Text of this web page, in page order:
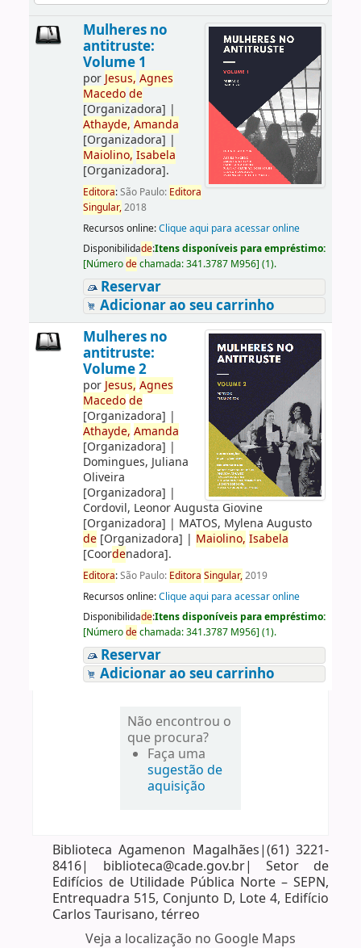
Mulheres no
antitruste:
Volume 1
por Jesus, Agnes
Macedo de
[Organizadora] |
Athayde, Amanda
[Organizadora] |
Maiolino, Isabela
[Organizadora].
Editora:São Paulo: Editora
Singular,2018
Recursos online:Clique aqui para acessar online
Disponibilidade:Itens disponíveis para empréstimo:
[Númerodechamada:341.3787 M956] (1).
Reservar
Adicionar ao seu carrinho
Mulheres no
antitruste:
Volume 2
por Jesus, Agnes
Macedo de
[Organizadora] |
Athayde, Amanda
[Organizadora] |
Domingues, Juliana
Oliveira
[Organizadora] |
Cordovil, Leonor Augusta Giovine
[Organizadora] | MATOS, Mylena Augusto
de[Organizadora] | Maiolino, Isabela
[Coordenadora].
Editora:São Paulo: Editora Singular,2019
Recursos online:Clique aqui para acessar online
Disponibilidade:Itens disponíveis para empréstimo:
[Númerodechamada:341.3787 M956] (1).
Reservar
Adicionar ao seu carrinho
Não encontrou o
que procura?
Faça uma
sugestão de
aquisição
Biblioteca Agamenon Magalhães|(61) 3221-
8416| biblioteca@cade.gov.br| Setor de
Edifícios de Utilidade Pública Norte – SEPN,
Entrequadra 515, Conjunto D, Lote 4, Edifício
Carlos Taurisano, térreo
Veja a localização no Google Maps